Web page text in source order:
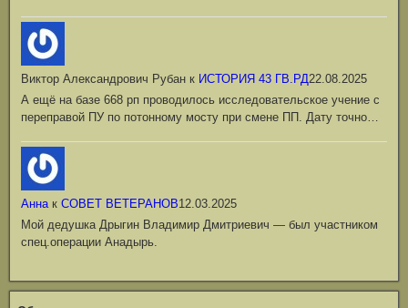
Виктор Александрович Рубан к ИСТОРИЯ 43 ГВ.РД22.08.2025
А ещё на базе 668 рп проводилось исследовательское учение с
переправой ПУ по потонному мосту при смене ПП. Дату точно…
Аннак СОВЕТ ВЕТЕРАНОВ12.03.2025
Мой дедушка Дрыгин Владимир Дмитриевич — был участником
спец.операции Анадырь.